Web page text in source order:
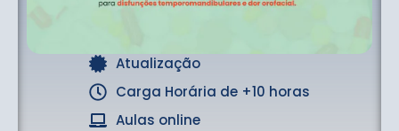
Atualização
Carga Horária de +10 horas
Aulas online